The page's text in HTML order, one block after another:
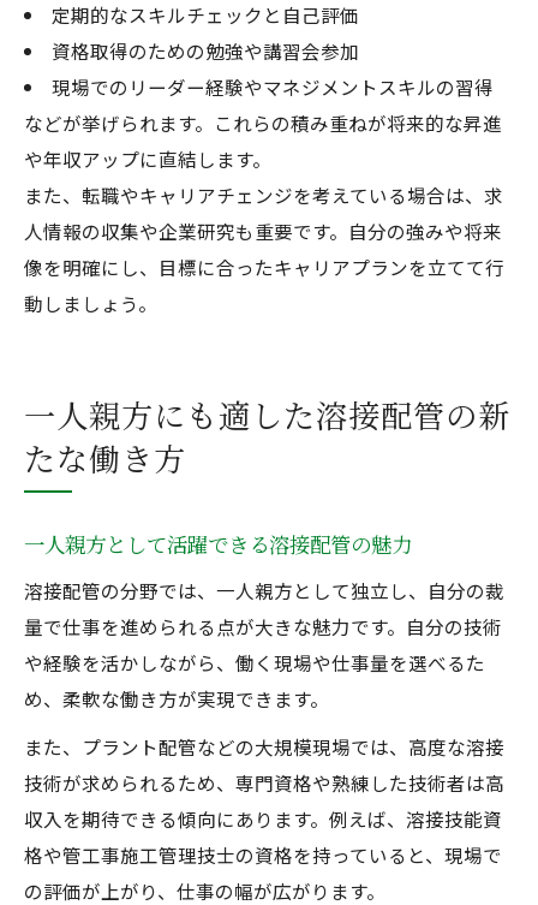
定期的なスキルチェックと自己評価
資格取得のための勉強や講習会参加
現場でのリーダー経験やマネジメントスキルの習得
などが挙げられます。これらの積み重ねが将来的な昇進
や年収アップに直結します。
また、転職やキャリアチェンジを考えている場合は、求
人情報の収集や企業研究も重要です。自分の強みや将来
像を明確にし、目標に合ったキャリアプランを立てて行
動しましょう。
一人親方にも適した溶接配管の新
たな働き方
一人親方として活躍できる溶接配管の魅力
溶接配管の分野では、一人親方として独立し、自分の裁
量で仕事を進められる点が大きな魅力です。自分の技術
や経験を活かしながら、働く現場や仕事量を選べるた
め、柔軟な働き方が実現できます。
また、プラント配管などの大規模現場では、高度な溶接
技術が求められるため、専門資格や熟練した技術者は高
収入を期待できる傾向にあります。例えば、溶接技能資
格や管工事施工管理技士の資格を持っていると、現場で
の評価が上がり、仕事の幅が広がります。